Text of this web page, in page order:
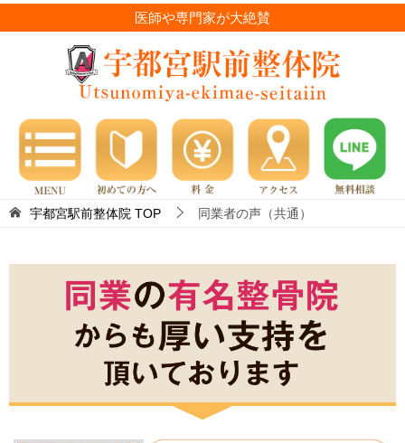
医師や専門家が大絶賛
宇都宮駅前整体院 TOP 同業者の声（共通）